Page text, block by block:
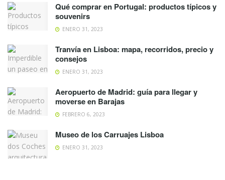
Qué comprar en Portugal: productos típicos y
souvenirs
ENERO 31, 2023
Tranvía en Lisboa: mapa, recorridos, precio y
consejos
ENERO 31, 2023
Aeropuerto de Madrid: guía para llegar y
moverse en Barajas
FEBRERO 6, 2023
Museo de los Carruajes Lisboa
ENERO 31, 2023